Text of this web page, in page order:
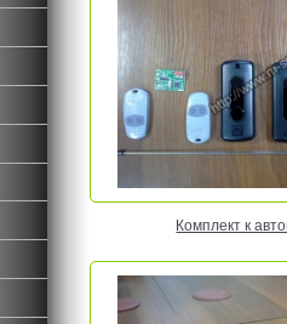
Комплект к